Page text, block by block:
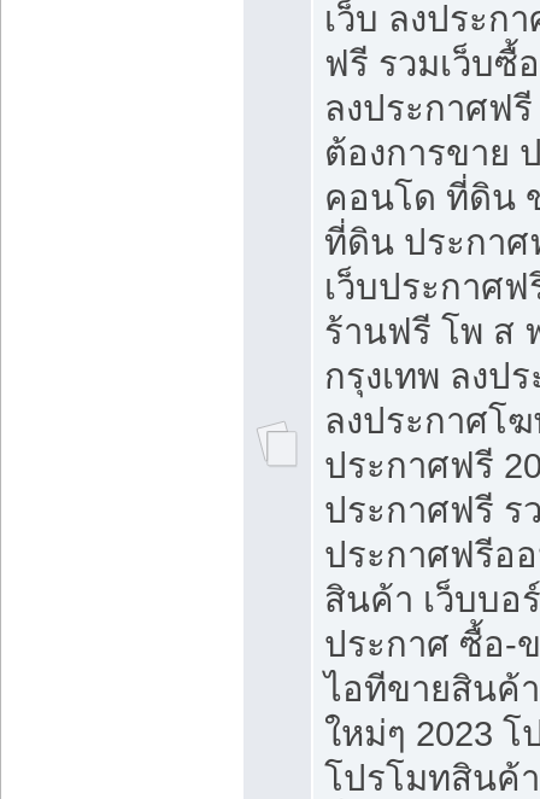
เว็บ ลงประก
ฟรี รวมเว็บซื้
ลงประกาศฟ
ต้องการขาย
คอนโด ที่ดิน
ที่ดิน ประกา
เว็บประกาศ
ร้านฟรี โพ ส
กรุงเทพ ลงป
ลงประกาศโ
ประกาศฟรี
ประกาศฟรี ร
ประกาศฟรีอ
สินค้า เว็บบอ
ประกาศ ซื้อ-
ไอทีขายสินค้
ใหม่ๆ 2023
โปรโมทสินค้